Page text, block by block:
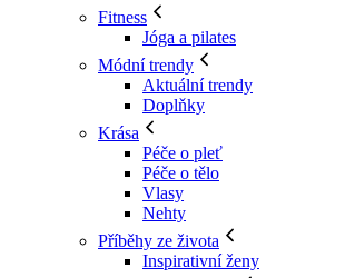
Fitness
Jóga a pilates
Módní trendy
Aktuální trendy
Doplňky
Krása
Péče o pleť
Péče o tělo
Vlasy
Nehty
Příběhy ze života
Inspirativní ženy